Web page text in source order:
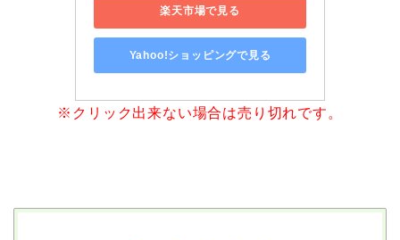
楽天市場で見る
Yahoo!ショッピングで見る
※クリック出来ない場合は売り切れです。